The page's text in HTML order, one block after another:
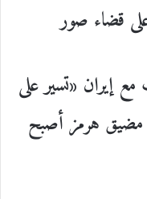
قضاء صور
مع إيران «تسير على
مضيق هرمز أصبح